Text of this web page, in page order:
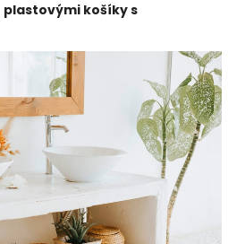
plastovými košíky s